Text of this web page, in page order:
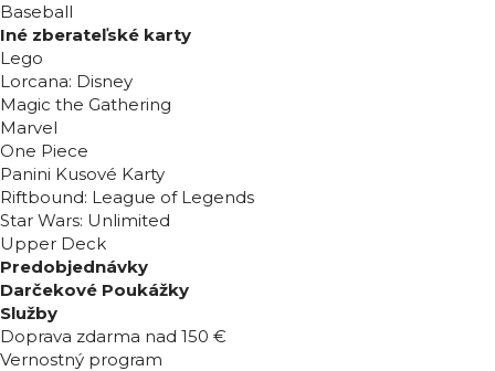
Baseball
Iné zberateľské karty
Lego
Lorcana: Disney
Magic the Gathering
Marvel
One Piece
Panini Kusové Karty
Riftbound: League of Legends
Star Wars: Unlimited
Upper Deck
Predobjednávky
Darčekové Poukážky
Služby
Doprava zdarma nad 150 €
Vernostný program